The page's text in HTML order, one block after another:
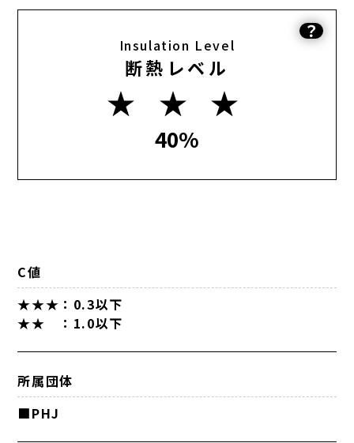
Insulation Level
断熱レベル
★ ★ ★
40%
？
C値
★★★：0.3以下
★★ ：1.0以下
所属団体
■PHJ